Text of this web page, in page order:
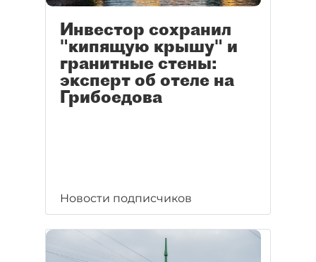
Инвестор сохранил
"кипящую крышу" и
гранитные стены:
эксперт об отеле на
Грибоедова
Новости подписчиков